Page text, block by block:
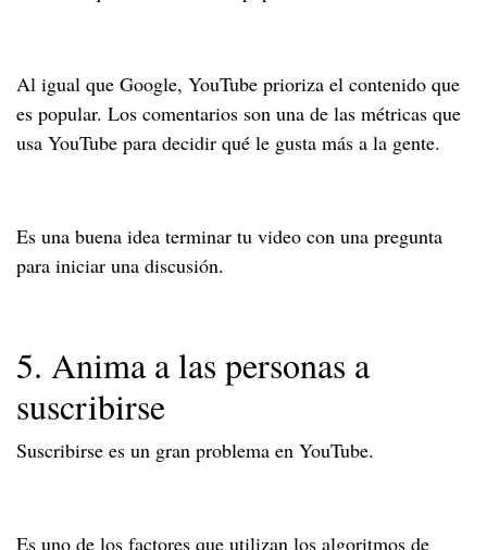
Al igual que Google, YouTube prioriza el contenido que
es popular. Los comentarios son una de las métricas que
usa YouTube para decidir qué le gusta más a la gente.
Es una buena idea terminar tu video con una pregunta
para iniciar una discusión.
5. Anima a las personas a
suscribirse
Suscribirse es un gran problema en YouTube.
Es uno de los factores que utilizan los algoritmos de